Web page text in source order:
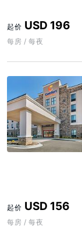
起价 USD 196
每房 / 每夜
起价 USD 156
每房 / 每夜